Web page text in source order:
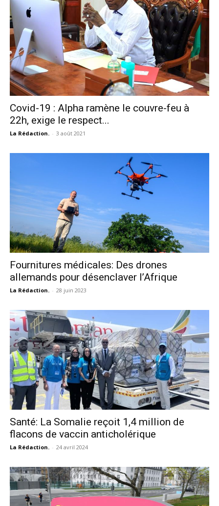
Covid-19 : Alpha ramène le couvre-feu à
22h, exige le respect...
La Rédaction. - 3 août 2021
Fournitures médicales: Des drones
allemands pour désenclaver l’Afrique
La Rédaction. - 28 juin 2023
Santé: La Somalie reçoit 1,4 million de
flacons de vaccin anticholérique
La Rédaction. - 24 avril 2024